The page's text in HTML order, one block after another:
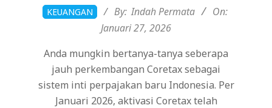
2026-
01-
KEUANGAN By: Indah Permata
On:
Januari 27, 2026
Anda mungkin bertanya-tanya seberapa
jauh perkembangan Coretax sebagai
sistem inti perpajakan baru Indonesia. Per
Januari 2026, aktivasi Coretax telah